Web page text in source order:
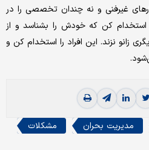
غیر‌فنی و نه چندان تخصصی را در
کن که خودش را بشناسد و از
زانو نزند. این افراد را استخدام کن و
مدیریت بحران
مشکلات